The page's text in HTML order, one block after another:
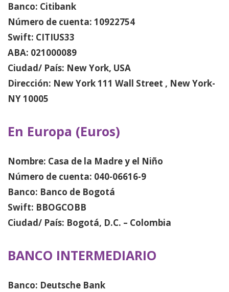
Banco: Citibank
Número de cuenta: 10922754
Swift: CITIUS33
ABA: 021000089
Ciudad/ País: New York, USA
Dirección: New York 111 Wall Street , New York-
NY 10005
En Europa (Euros)
Nombre: Casa de la Madre y el Niño
Número de cuenta: 040-06616-9
Banco: Banco de Bogotá
Swift: BBOGCOBB
Ciudad/ País: Bogotá, D.C. – Colombia
BANCO INTERMEDIARIO
Banco: Deutsche Bank